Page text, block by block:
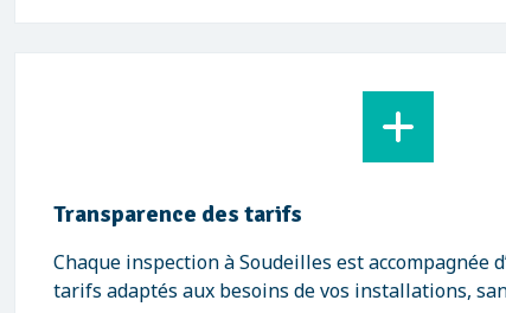
Transparence des tarifs
Chaque inspection à Soudeilles est accompagnée
tarifs adaptés aux besoins de vos installations,